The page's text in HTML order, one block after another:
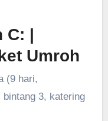
C: |
Umroh
(9 hari,
bintang 3, katering